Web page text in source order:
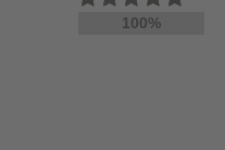
100%